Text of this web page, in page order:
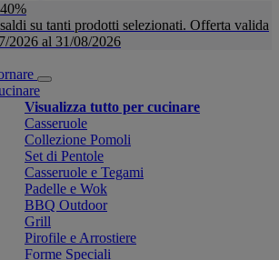
su tanti prodotti selezionati. Offerta valida
2026 al 31/08/2026
Visualizza tutto per cucinare
Casseruole
Collezione Pomoli
Set di Pentole
Casseruole e Tegami
Padelle e Wok
BBQ Outdoor
Grill
Pirofile e Arrostiere
Forme Speciali